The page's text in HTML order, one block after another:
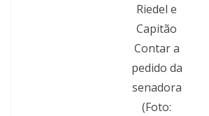
Riedel e
Capitão
Contar a
pedido da
senadora
(Foto: